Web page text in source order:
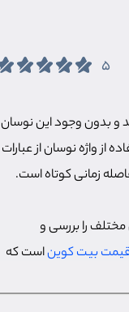
5
و بدون وجود این نوسان
از واژه نوسان از عبارات
زمانی کوتاه است.
مختلف را بررسی و
بیت کویناست که